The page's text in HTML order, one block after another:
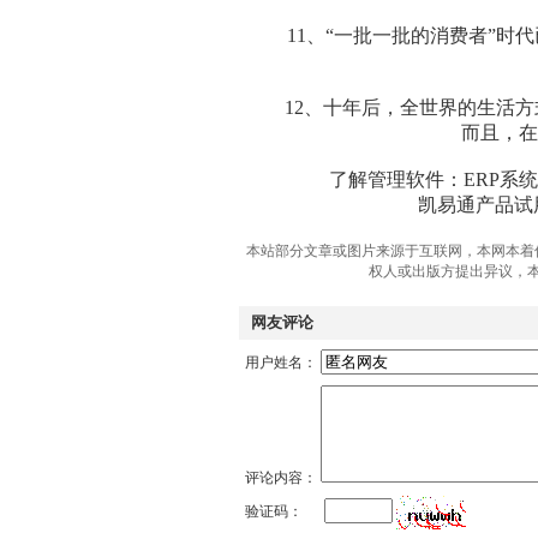
11、“一批一批的消费者”时代
12、十年后，全世界的生活方
而且，
了解管理软件：ERP系
凯易通产品试
本站部分文章或图片来源于互联网，本网本
权人或出版方提出异议，
网友评论
用户姓名：
评论内容：
验证码：